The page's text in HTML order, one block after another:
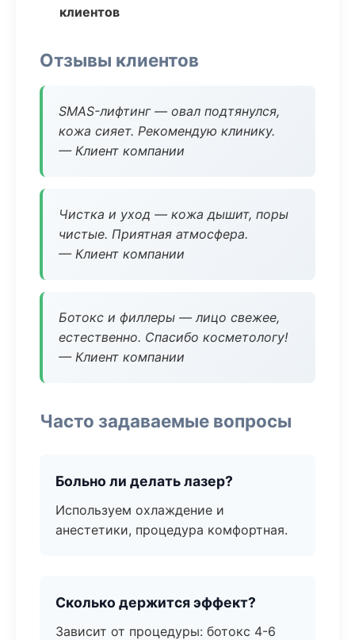
клиентов
Отзывы клиентов
SMAS-лифтинг — овал подтянулся,
кожа сияет. Рекомендую клинику.
— Клиент компании
Чистка и уход — кожа дышит, поры
чистые. Приятная атмосфера.
— Клиент компании
Ботокс и филлеры — лицо свежее,
естественно. Спасибо косметологу!
— Клиент компании
Часто задаваемые вопросы
Больно ли делать лазер?
Используем охлаждение и
анестетики, процедура комфортная.
Сколько держится эффект?
Зависит от процедуры: ботокс 4-6